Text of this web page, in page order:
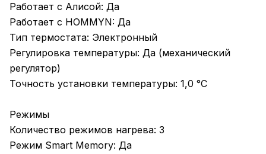
Работает с Алисой: Да
Работает с HOMMYN: Да
Тип термостата: Электронный
Регулировка температуры: Да (механический
регулятор)
Точность установки температуры: 1,0 °С
Режимы
Количество режимов нагрева: 3
Режим Smart Memory: Да